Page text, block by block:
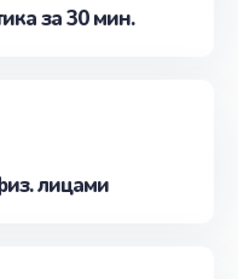
за 30 мин.
лицами